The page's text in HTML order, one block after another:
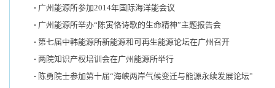
广州能源所参加2014年国际海洋能会议
广州能源所举办“陈寅恪诗歌的生命精神”主题报告会
第七届中韩能源所新能源和可再生能源论坛在广州召开
两院知识产权培训会在广州能源所举行
陈勇院士参加第十届“海峡两岸气候变迁与能源永续发展论坛”